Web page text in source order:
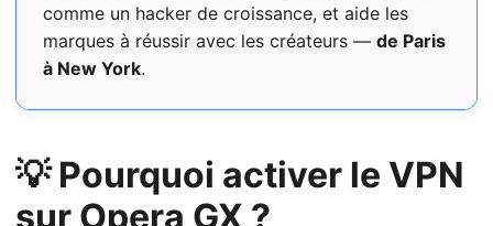
comme un hacker de croissance, et aide les
marques à réussir avec les créateurs — de Paris
à New York.
💡 Pourquoi activer le VPN
sur Opera GX ?